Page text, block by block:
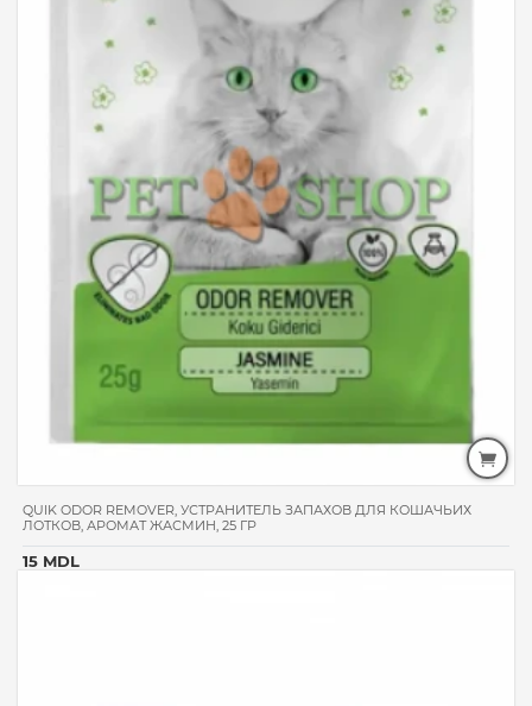
QUIK ODOR REMOVER, УСТРАНИТЕЛЬ ЗАПАХОВ ДЛЯ КОШАЧЬИХ
ЛОТКОВ, АРОМАТ ЖАСМИН, 25 ГР
15 MDL